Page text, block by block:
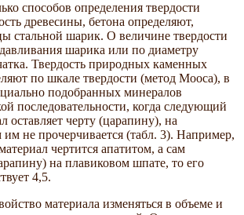
способов определения твердости
древесины, бетона определяют,
стальной шарик. О величине твердости
шарика или по диаметру
Твердость природных каменных
по шкале твердости (метод Мооса), в
подобранных минералов
последовательности, когда следующий
оставляет черту (царапину), на
не прочерчивается (табл. 3). Например,
чертится апатитом, а сам
на плавиковом шпате, то его
4,5.
материала изменяться в объеме и